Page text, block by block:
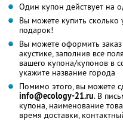
Один купон действует на
Вы можете купить
подарок!
Вы можете оформить
акустике, заполнив все
вашего купона/купонов в
укажите название города
Помимо этого, вы можете
info@ecology-21.ru. В
купона, наименование
время доставки,